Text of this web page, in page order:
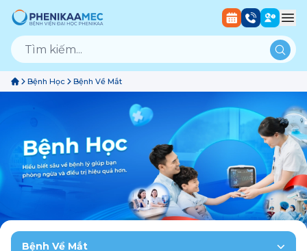
Bệnh Học Bệnh Về Mắt
Bệnh Về Mắt